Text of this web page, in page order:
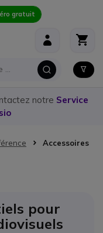
gratuit
notre Service
Accessoires
pour